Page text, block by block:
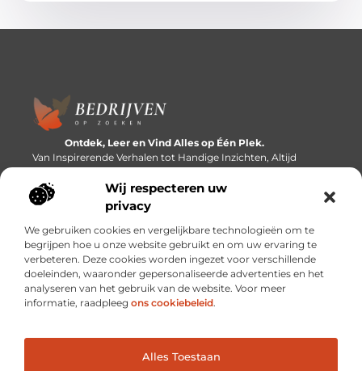
Wij respecteren uw
privacy
We gebruiken cookies en vergelijkbare technologieën om te
begrijpen hoe u onze website gebruikt en om uw ervaring te
verbeteren. Deze cookies worden ingezet voor verschillende
doeleinden, waaronder gepersonaliseerde advertenties en het
analyseren van het gebruik van de website. Voor meer
informatie, raadpleeg ons cookiebeleid.
Alles Toestaan
Ontdek, Leer en Vind Alles op Één Plek.
Van Inspirerende Verhalen tot Handige Inzichten, Altijd
Binnen Handbereik.
Bericht categorie
Onze informatie